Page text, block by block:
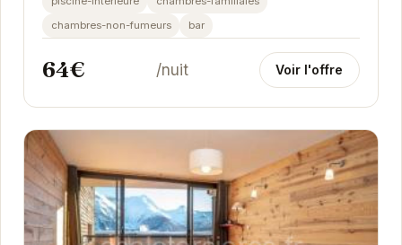
chambres-non-fumeurs
bar
64€ /nuit Voir l'offre